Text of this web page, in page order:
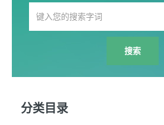
分类目录